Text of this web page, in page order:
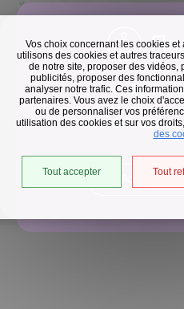
Vos choix concernant les cookies
utilisons des cookies et autres
de notre site, proposer des vidéos,
publicités, proposer des
analyser notre trafic. Ces
partenaires. Vous avez le choix
ou de personnaliser vos
utilisation des cookies et sur vos
des
Tout accepter Tout
Collecte
En raison des
est avancé d'une
Accéder à
50 m